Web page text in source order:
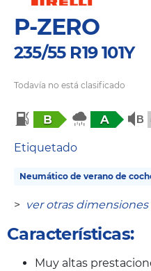
P-ZERO
235/55 R19 101Y
Todavía no está clasificado
B A
Etiquetado
Neumático de verano de
> ver otras
Características:
Muy altas